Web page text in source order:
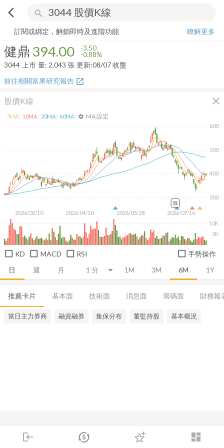
arrow_back_ios search
login dashboard
市場 登入
健鼎 394.00 -0.88%
訂閱或綁定，解鎖即時及進階功能
瞭解更多
健鼎 394.00 -3.50
-0.88%
3044 上市 量: 2,043 張 更新:08/07 收盤
前往相關富果研究報告 open_in_new
股價K線 close
日 週 月 1M 3M 6M 1Y
2026/02/10 2026/04/10 2026/05/28 2026/07/16
300
400
500
600
5K
10K
5MA: 10MA: 20MA: 60MA: settings MA 設定
除
KD MACD RSI 手勢操作
推薦卡片 基本面 技術面 消息面 籌碼面 財務報
當日主力券商 融資融券 集保分布 董監持股 基本概況